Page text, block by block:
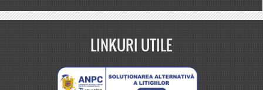
LINKURI UTILE